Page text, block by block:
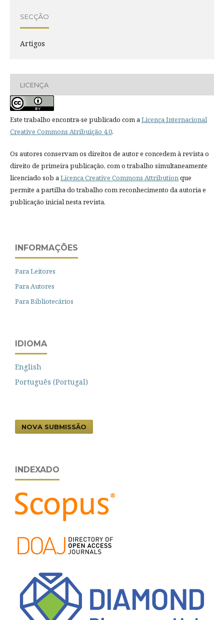
SECÇÃO
Artigos
LICENÇA
Este trabalho encontra-se publicado com aLicença Internacional
Creative Commons Atribuição 4.0.
Os autores conservam os direitos de autor e concedem à revista o
direito de primeira publicação, com o trabalho simultaneamente
licenciado sob aLicença Creative Commons Attributionque
permite a partilha do trabalho com reconhecimento da autoria e
publicação inicial nesta revista.
INFORMAÇÕES
Para Leitores
Para Autores
Para Bibliotecários
IDIOMA
English
Português (Portugal)
NOVA SUBMISSÃO
INDEXADO